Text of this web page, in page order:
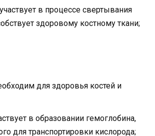
в процессе свертывания
здоровому костному ткани;
для здоровья костей и
в образовании гемоглобина,
для транспортировки кислорода;